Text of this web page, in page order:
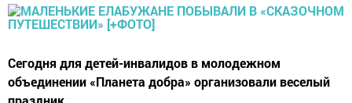
Сегодня для детей-инвалидов в молодежном
объединении «Планета добра» организовали веселый